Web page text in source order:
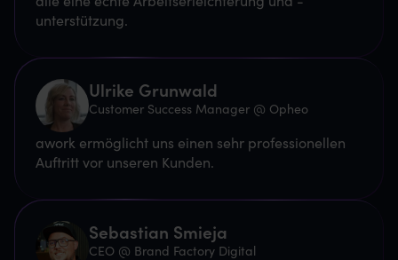
unterstützung.
Ulrike Grunwald
Customer Success Manager @ Opheo
awork ermöglicht uns einen sehr professionellen
Auftritt vor unseren Kunden.
Sebastian Smieja
CEO @ Brand Factory Digital